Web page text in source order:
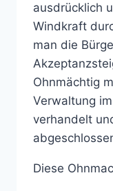
ausdrücklich
Windkraft
man die
Ohnmächtig
Verwaltung
verhandelt
Diese